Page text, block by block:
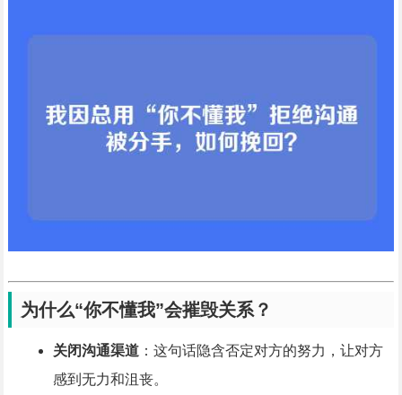
为什么“你不懂我”会摧毁关系？
关闭沟通渠道：这句话隐含否定对方的努力，让对方
感到无力和沮丧。